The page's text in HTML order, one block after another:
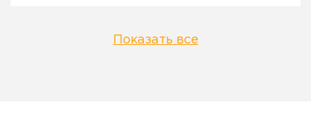
Показать все